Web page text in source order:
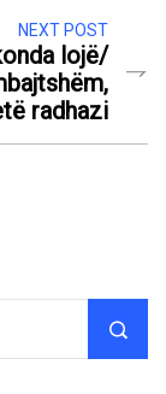
NEXT POST
lojë/
radhazi